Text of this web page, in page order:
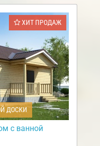
ХИТ ПРОДАЖ
ДОСКИ
с ванной